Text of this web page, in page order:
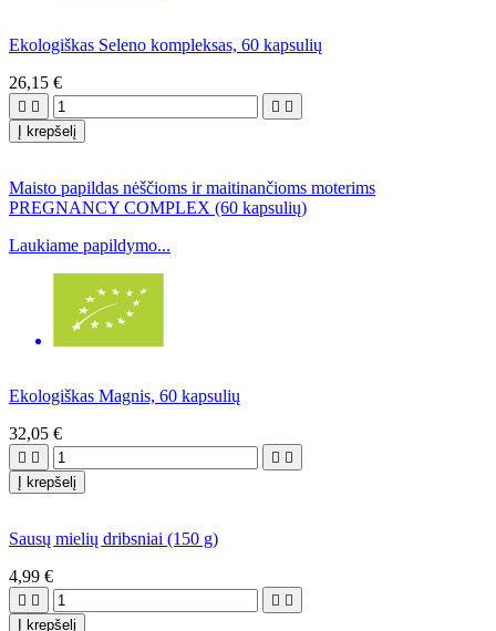
Ekologiškas Seleno kompleksas, 60 kapsulių
26,15 €
   
Į krepšelį
Maisto papildas nėščioms ir maitinančioms moterims
PREGNANCY COMPLEX (60 kapsulių)
Laukiame papildymo...
Ekologiškas Magnis, 60 kapsulių
32,05 €
   
Į krepšelį
Sausų mielių dribsniai (150 g)
4,99 €
   
Į krepšelį